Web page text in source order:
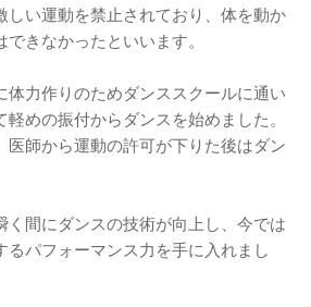
しい運動を禁止されており、体を動か
きなかったといいます。
体力作りのためダンススクールに通い
めの振付からダンスを始めました。
医師から運動の許可が下りた後はダン
く間にダンスの技術が向上し、今では
るパフォーマンス力を手に入れまし